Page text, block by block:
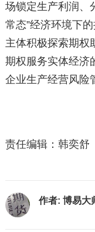
场锁定生产利润、
常态”经济环境下
主体积极探索期权
期权服务实体经济
企业生产经营风险
责任编辑：韩奕舒
作者: 博易大